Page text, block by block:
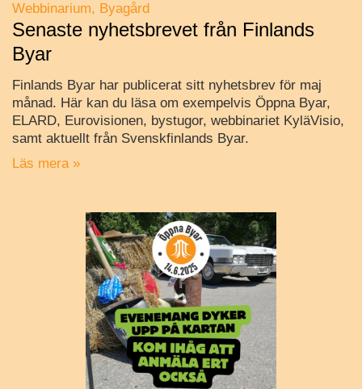
Webbinarium
Byagård
Senaste nyhetsbrevet från Finlands
Byar
Finlands Byar har publicerat sitt nyhetsbrev för maj
månad. Här kan du läsa om exempelvis Öppna Byar,
ELARD, Eurovisionen, bystugor, webbinariet KyläVisio,
samt aktuellt från Svenskfinlands Byar.
Läs mera »